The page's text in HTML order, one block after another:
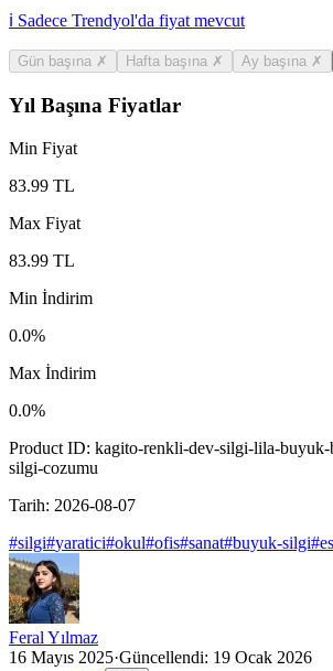
ℹ️ Sadece Trendyol'da fiyat mevcut
Gün başına ✗ Hafta başına ✗ Ay başına ✗
Yıl Başına Fiyatlar
Min Fiyat
83.99 TL
Max Fiyat
83.99 TL
Min İndirim
0.0%
Max İndirim
0.0%
Product ID: kagito-renkli-dev-silgi-lila-
silgi-cozumu
Tarih: 2026-08-07
#silgi#yaratici#okul#ofis#sanat#buyuk-silgi#
Feral Yılmaz
16 Mayıs 2025·Güncellendi: 19 Ocak 2026